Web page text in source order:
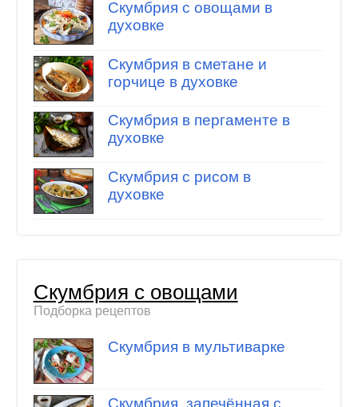
Скумбрия с овощами в
духовке
Скумбрия в сметане и
горчице в духовке
Скумбрия в пергаменте в
духовке
Скумбрия с рисом в
духовке
Скумбрия с овощами
Подборка рецептов
Скумбрия в мультиварке
Скумбрия, запечённая с